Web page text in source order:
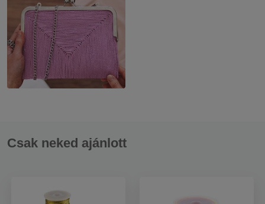
Csak neked ajánlott